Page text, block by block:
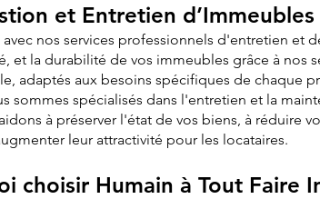
et Entretien d’Immeubles
nos services professionnels d'entretien et
et la durabilité de vos immeubles grâce à nos
adaptés aux besoins spécifiques de chaque
sommes spécialisés dans l'entretien et la
à préserver l'état de vos biens, à réduire
leur attractivité pour les locataires.
choisir Humain à Tout Faire